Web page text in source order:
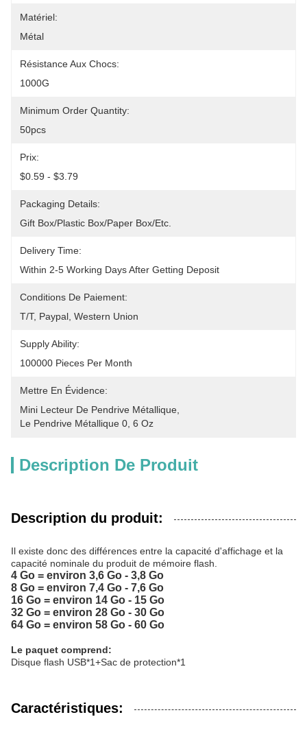
Matériel:
Métal
Résistance Aux Chocs:
1000G
Minimum Order Quantity:
50pcs
Prix:
$0.59 - $3.79
Packaging Details:
Gift Box/Plastic Box/Paper Box/etc.
Delivery Time:
Within 2-5 Working Days After Getting Deposit
Conditions De Paiement:
T/T, Paypal, Western Union
Supply Ability:
100000 Pieces Per Month
Mettre En Évidence:
Mini Lecteur De Pendrive Métallique
Le Pendrive Métallique 0 6 Oz
Description De Produit
Description du produit:
Il existe donc des différences entre la capacité d'affichage et la
capacité nominale du produit de mémoire flash.
4 Go = environ 3,6 Go - 3,8 Go
8 Go = environ 7,4 Go - 7,6 Go
16 Go = environ 14 Go - 15 Go
32 Go = environ 28 Go - 30 Go
64 Go = environ 58 Go - 60 Go
Le paquet comprend:
Disque flash USB*1+Sac de protection*1
Caractéristiques: